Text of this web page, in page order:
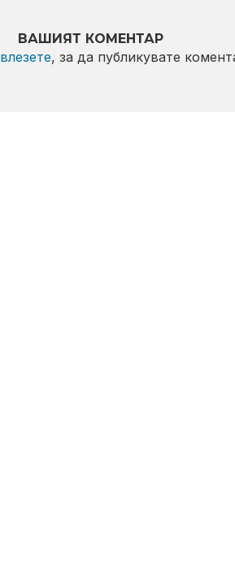
ВАШИЯТ КОМЕНТАР
влезете, за да публикувате